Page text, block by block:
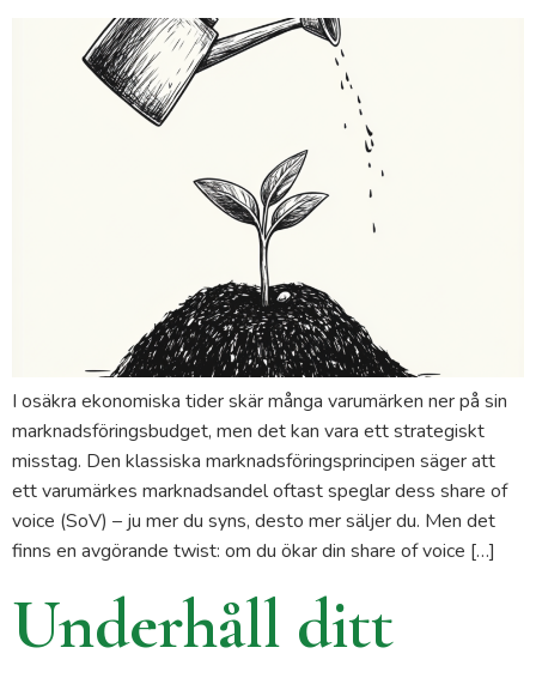
I osäkra ekonomiska tider skär många varumärken ner på sin
marknadsföringsbudget, men det kan vara ett strategiskt
misstag. Den klassiska marknadsföringsprincipen säger att
ett varumärkes marknadsandel oftast speglar dess share of
voice (SoV) – ju mer du syns, desto mer säljer du. Men det
finns en avgörande twist: om du ökar din share of voice […]
Underhåll ditt